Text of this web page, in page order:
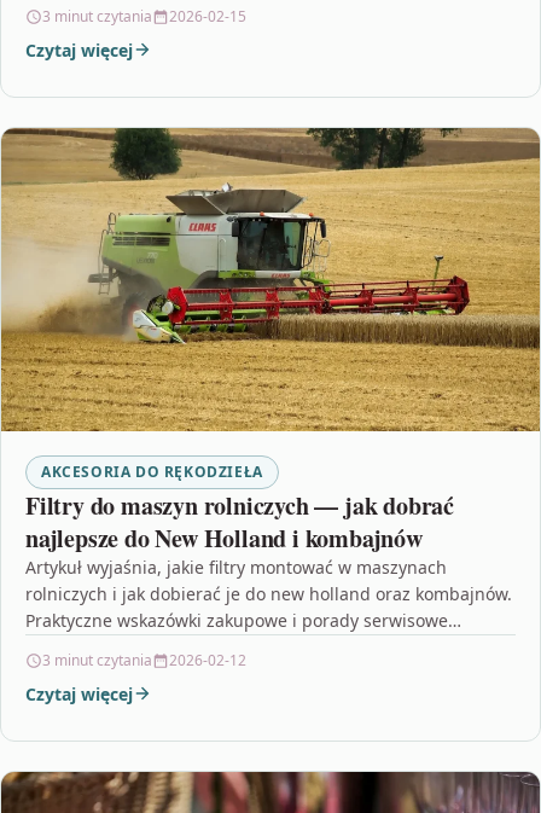
3 minut czytania 2026-02-15
Czytaj więcej
AKCESORIA DO RĘKODZIEŁA
Filtry do maszyn rolniczych — jak dobrać
najlepsze do New Holland i kombajnów
Artykuł wyjaśnia, jakie filtry montować w maszynach
rolniczych i jak dobierać je do new holland oraz kombajnów.
Praktyczne wskazówki zakupowe i porady serwisowe
3 minut czytania 2026-02-12
Czytaj więcej